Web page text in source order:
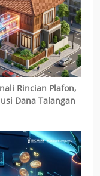
Rincian Plafon,
Dana Talangan
Jual Aset